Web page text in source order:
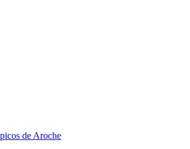
de Aroche